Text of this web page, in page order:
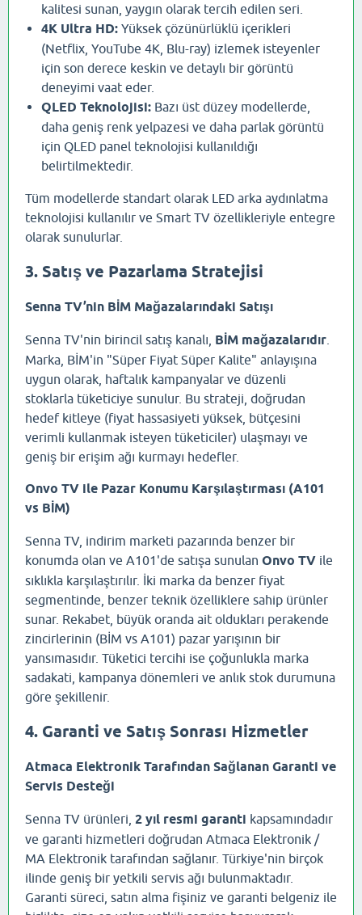
kalitesi sunan, yaygın olarak tercih edilen seri.
4K Ultra HD: Yüksek çözünürlüklü içerikleri
(Netflix, YouTube 4K, Blu-ray) izlemek isteyenler
için son derece keskin ve detaylı bir görüntü
deneyimi vaat eder.
QLED Teknolojisi: Bazı üst düzey modellerde,
daha geniş renk yelpazesi ve daha parlak görüntü
için QLED panel teknolojisi kullanıldığı
belirtilmektedir.
Tüm modellerde standart olarak LED arka aydınlatma
teknolojisi kullanılır ve Smart TV özellikleriyle entegre
olarak sunulurlar.
3. Satış ve Pazarlama Stratejisi
Senna TV’nin BİM Mağazalarındaki Satışı
Senna TV'nin birincil satış kanalı, BİM mağazalarıdır
Marka, BİM'in "Süper Fiyat Süper Kalite" anlayışına
uygun olarak, haftalık kampanyalar ve düzenli
stoklarla tüketiciye sunulur. Bu strateji, doğrudan
hedef kitleye (fiyat hassasiyeti yüksek, bütçesini
verimli kullanmak isteyen tüketiciler) ulaşmayı ve
geniş bir erişim ağı kurmayı hedefler.
Onvo TV ile Pazar Konumu Karşılaştırması (A101
vs BİM)
Senna TV, indirim marketi pazarında benzer bir
konumda olan ve A101'de satışa sunulan Onvo TV ile
sıklıkla karşılaştırılır. İki marka da benzer fiyat
segmentinde, benzer teknik özelliklere sahip ürünler
sunar. Rekabet, büyük oranda ait oldukları perakende
zincirlerinin (BİM vs A101) pazar yarışının bir
yansımasıdır. Tüketici tercihi ise çoğunlukla marka
sadakati, kampanya dönemleri ve anlık stok durumuna
göre şekillenir.
4. Garanti ve Satış Sonrası Hizmetler
Atmaca Elektronik Tarafından Sağlanan Garanti ve
Servis Desteği
Senna TV ürünleri, 2 yıl resmi garanti kapsamındadır
ve garanti hizmetleri doğrudan Atmaca Elektronik /
MA Elektronik tarafından sağlanır. Türkiye'nin birçok
ilinde geniş bir yetkili servis ağı bulunmaktadır.
Garanti süreci, satın alma fişiniz ve garanti belgeniz ile